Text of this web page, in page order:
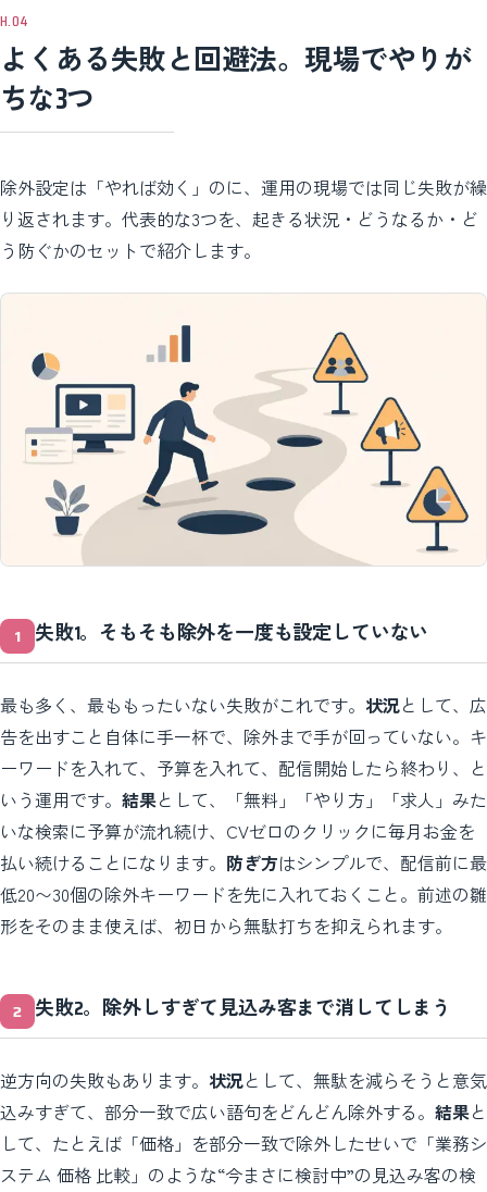
よくある失敗と回避法。現場でやりが
ちな3つ
除外設定は「やれば効く」のに、運用の現場では同じ失敗が繰
り返されます。代表的な3つを、起きる状況・どうなるか・ど
う防ぐかのセットで紹介します。
失敗1。そもそも除外を一度も設定していない
最も多く、最ももったいない失敗がこれです。 状況として、広
告を出すこと自体に手一杯で、除外まで手が回っていない。キ
ーワードを入れて、予算を入れて、配信開始したら終わり、と
いう運用です。 結果として、「無料」「やり方」「求人」みた
いな検索に予算が流れ続け、CVゼロのクリックに毎月お金を
払い続けることになります。 防ぎ方はシンプルで、配信前に最
低20〜30個の除外キーワードを先に入れておくこと。前述の雛
形をそのまま使えば、初日から無駄打ちを抑えられます。
失敗2。除外しすぎて見込み客まで消してしまう
逆方向の失敗もあります。 状況として、無駄を減らそうと意気
込みすぎて、部分一致で広い語句をどんどん除外する。 結果と
して、たとえば「価格」を部分一致で除外したせいで「業務シ
ステム 価格 比較」のような“今まさに検討中”の見込み客の検